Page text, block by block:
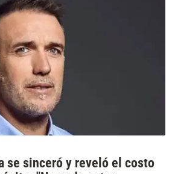
se sinceró y reveló el costo